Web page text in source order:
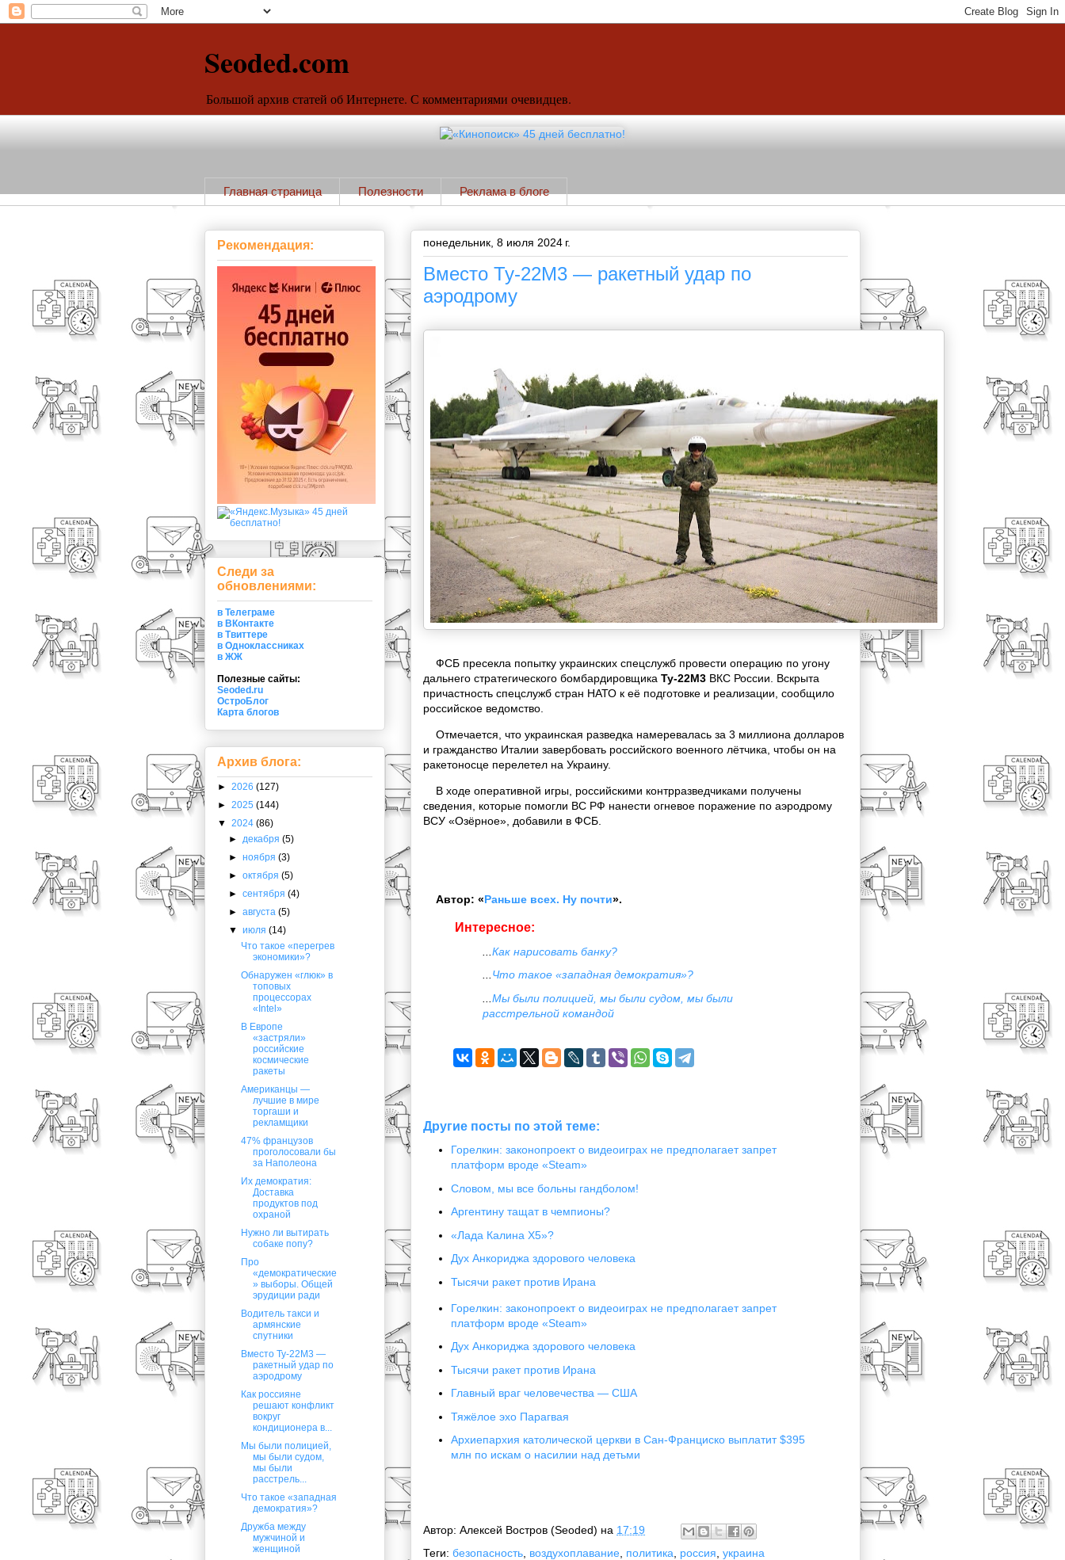
Seoded.com
Большой архив статей об Интернете. С комментариями очевидцев.
Главная страница Полезности Реклама в блоге
понедельник, 8 июля 2024 г.
Вместо Ту-22М3 — ракетный удар по
аэродрому
ФСБ пресекла попытку украинских спецслужб провести операцию по угону
дальнего стратегического бомбардировщика Ту-22М3 ВКС России. Вскрыта
причастность спецслужб стран НАТО к её подготовке и реализации, сообщило
российское ведомство.
Отмечается, что украинская разведка намеревалась за 3 миллиона долларов
и гражданство Италии завербовать российского военного лётчика, чтобы он на
ракетоносце перелетел на Украину.
В ходе оперативной игры, российскими контрразведчиками получены
сведения, которые помогли ВС РФ нанести огневое поражение по аэродрому
ВСУ «Озёрное», добавили в ФСБ.
Автор: «Раньше всех. Ну почти».
Интересное:
Как нарисовать банку?
Что такое «западная демократия»?
Мы были полицией, мы были судом, мы были
расстрельной командой
Другие посты по этой теме:
Горелкин: законопроект о видеоиграх не предполагает запрет
платформ вроде «Steam»
Словом, мы все больны гандболом!
Аргентину тащат в чемпионы?
«Лада Калина Х5»?
Дух Анкориджа здорового человека
Тысячи ракет против Ирана
Горелкин: законопроект о видеоиграх не предполагает запрет
платформ вроде «Steam»
Дух Анкориджа здорового человека
Тысячи ракет против Ирана
Главный враг человечества — США
Тяжёлое эхо Парагвая
Архиепархия католической церкви в Сан-Франциско выплатит $395
млн по искам о насилии над детьми
Автор: Алексей Востров (Seoded) на 17:19
Теги: безопасность воздухоплавание политика россия украина
Рекомендация:
Следи за
обновлениями:
в Телеграме
в ВКонтакте
в Твиттере
в Одноклассниках
в ЖЖ
Полезные сайты:
Seoded.ru
ОстроБлог
Карта блогов
Архив блога:
► 2026 (127)
► 2025 (144)
▼ 2024 (86)
► декабря(5)
►ноября(3)
►октября(5)
►сентября(4)
►августа(5)
▼июля(14)
Что такое «перегрев
экономики»?
Обнаружен «глюк» в
топовых
процессорах
«Intel»
В Европе
«застряли»
российские
космические
ракеты
Американцы —
лучшие в мире
торгаши и
рекламщики
47% французов
проголосовали бы
за Наполеона
Их демократия:
Доставка
продуктов под
охраной
Нужно ли вытирать
собаке попу?
Про
«демократические
» выборы. Общей
эрудиции ради
Водитель такси и
армянские
спутники
Вместо Ту-22М3 —
ракетный удар по
аэродрому
Как россияне
решают конфликт
вокруг
кондиционера в...
Мы были полицией,
мы были судом,
мы были
расстрель...
Что такое «западная
демократия»?
Дружба между
мужчиной и
женщиной